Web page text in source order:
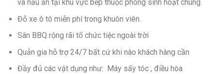
và nấu ăn tại khu vực bếp thuộc phòng sinh hoạt chung.
Đỗ xe ô tô miễn phí trong khuôn viên.
Sân BBQ rộng rãi tổ chức tiệc ngoài trời
Quản gia hỗ trợ 24/7 bất cứ khi nào khách hàng cần
Đầy đủ các vật dụng như: Máy sấy tóc , điều hòa